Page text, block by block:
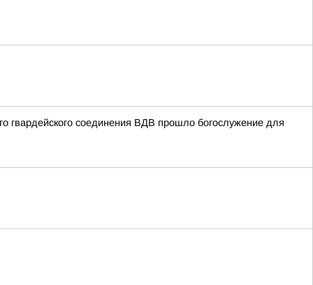
гвардейского соединения ВДВ прошло богослужение для